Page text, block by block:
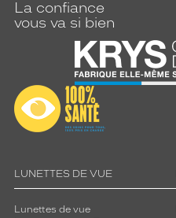
La confiance
vous va si bien
LUNETTES DE VUE
Lunettes de vue